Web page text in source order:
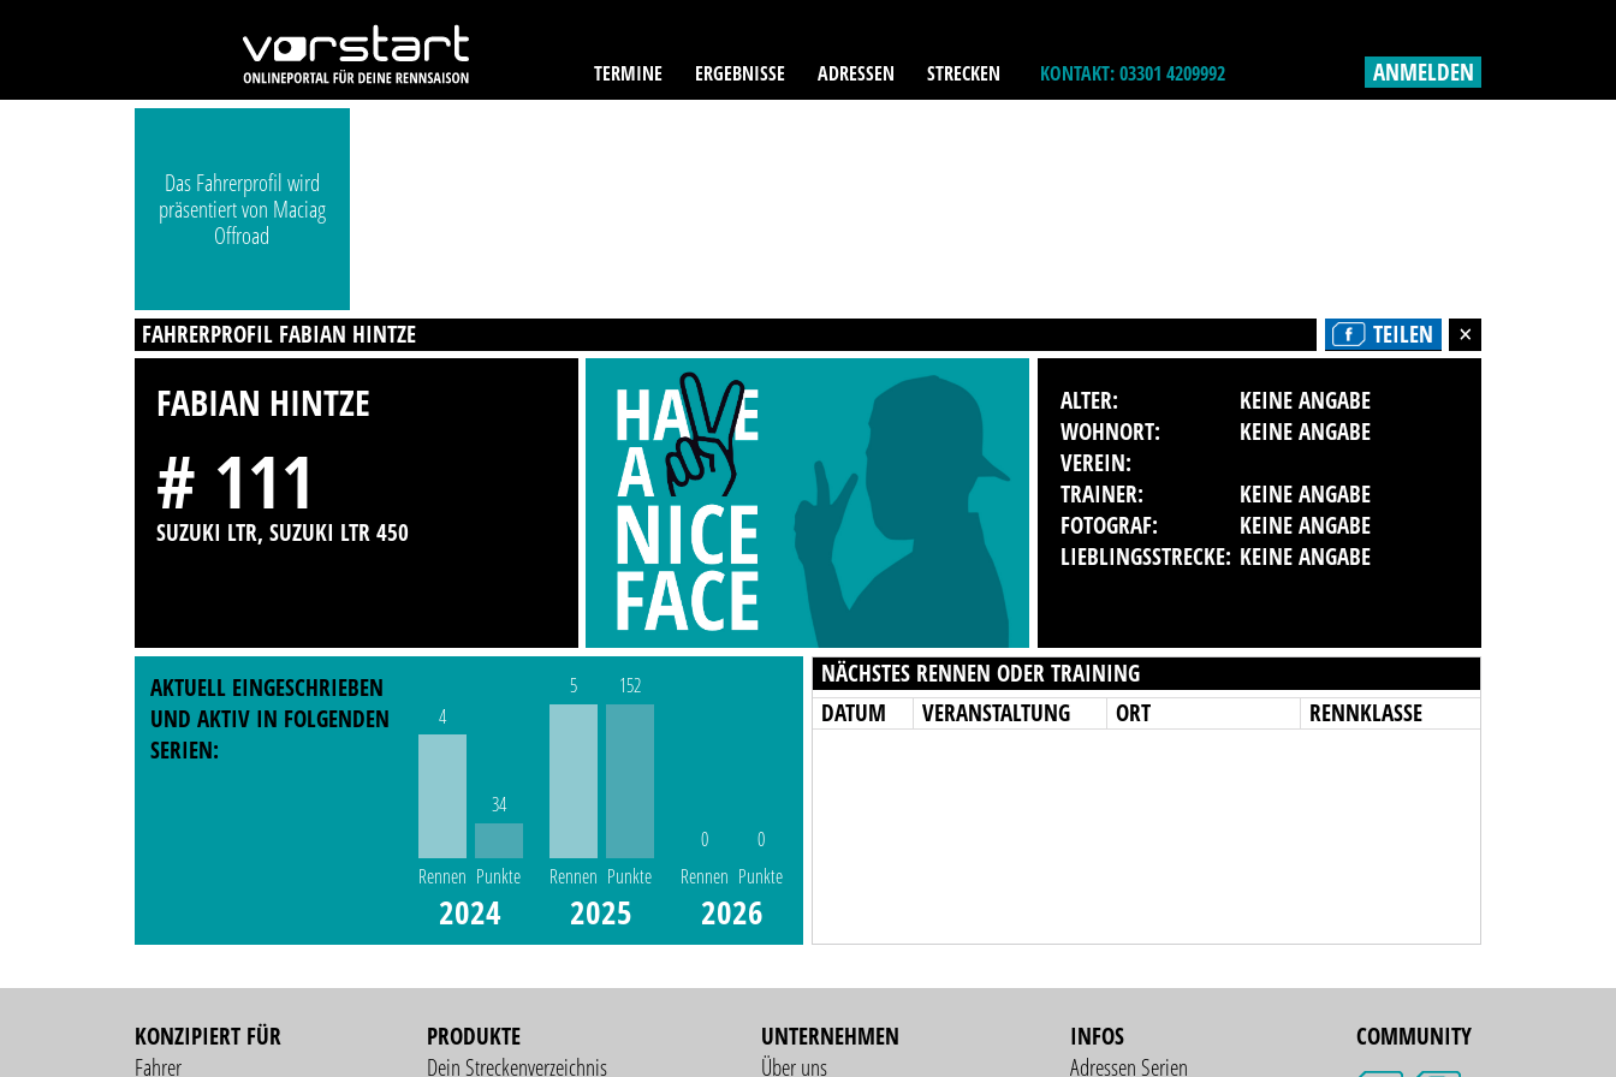
TERMINE ERGEBNISSE ADRESSEN STRECKEN KONTAKT: 03301 4209992 ANMELDEN
Das Fahrerprofil wird
präsentiert von Maciag
Offroad
FAHRERPROFIL FABIAN HINTZE TEILEN
FABIAN HINTZE
# 111
SUZUKI LTR, SUZUKI LTR 450
ALTER:
KEINE ANGABE
WOHNORT:
KEINE ANGABE
VEREIN:
TRAINER:
KEINE ANGABE
FOTOGRAF:
KEINE ANGABE
LIEBLINGSSTRECKE: KEINE ANGABE
AKTUELL EINGESCHRIEBEN
UND AKTIV IN FOLGENDEN
SERIEN:
4
Rennen
34
Punkte
2024
5
Rennen
152
Punkte
2025
0
Rennen
0
Punkte
2026
NÄCHSTES RENNEN ODER TRAINING
DATUM
VERANSTALTUNG ORT RENNKLASSE
KONZIPIERT FÜR
Fahrer
PRODUKTE
Dein Streckenverzeichnis
UNTERNEHMEN
Über uns
INFOS
Adressen Serien
COMMUNITY